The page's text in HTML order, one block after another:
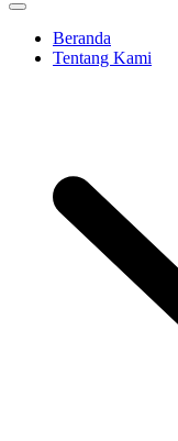
Beranda
Tentang Kami